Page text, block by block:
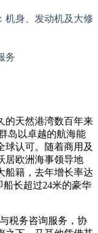
机身、发动机及大修
务
的天然港湾数百年来
岛以卓越的航海能
球认可。随着商用及
居欧洲海事领导地
船籍，去年增长率达
长超过24米的豪华
税务咨询服务，协